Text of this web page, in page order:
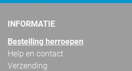
INFORMATIE
Bestelling herroepen
Help en contact
Verzending